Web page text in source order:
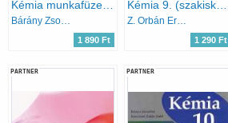
1 890 Ft 1 290 Ft
PARTNER PARTNER